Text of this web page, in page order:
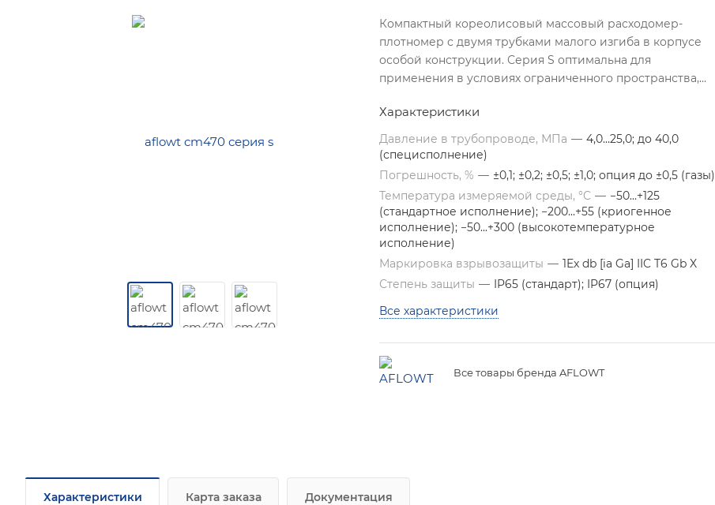
Компактный кореолисовый массовый расходомер-
плотномер с двумя трубками малого изгиба в корпусе
особой конструкции. Серия S оптимальна для
применения в условиях ограниченного пространства,
стабильность работы в сложных технологических
процессах.
Характеристики
Давление в трубопроводе, МПа — 4,0…25,0; до 40,0
(специсполнение)
Погрешность, % — ±0,1; ±0,2; ±0,5; ±1,0; опция до ±0,5 (газы)
Температура измеряемой среды, °C — −50...+125
(стандартное исполнение); −200...+55 (криогенное
исполнение); −50...+300 (высокотемпературное
исполнение)
Маркировка взрывозащиты — 1Ex db [ia Ga] IIC T6 Gb X
Степень защиты — IP65 (стандарт); IP67 (опция)
Все характеристики
Все товары бренда AFLOWT
Характеристики Карта заказа Документация